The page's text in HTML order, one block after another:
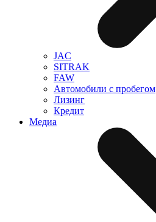
JAC
SITRAK
FAW
Автомобили с пробегом
Лизинг
Кредит
Медиа